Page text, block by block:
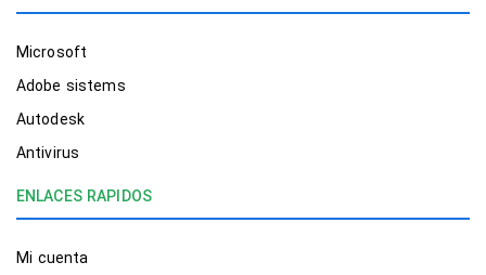
Microsoft
Adobe sistems
Autodesk
Antivirus
ENLACES RAPIDOS
Mi cuenta